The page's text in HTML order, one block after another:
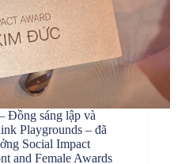
Đồng sáng lập và
Playgrounds – đã
Social Impact
and Female Awards